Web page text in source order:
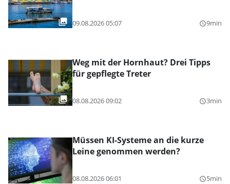
09.08.2026 05:07 query_builder9min
Weg mit der Hornhaut? Drei Tipps
für gepflegte Treter
08.08.2026 09:02 query_builder3min
Müssen KI-Systeme an die kurze
Leine genommen werden?
08.08.2026 06:01 query_builder5min